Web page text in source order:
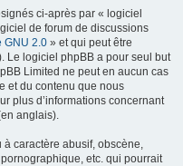
ci-après par « logiciel
de forum de discussions
GNU 2.0 » et qui peut être
Le logiciel phpBB a pour seul but
Limited ne peut en aucun cas
et du contenu que nous
plus d’informations concernant
anglais).
caractère abusif, obscène,
etc. qui pourrait